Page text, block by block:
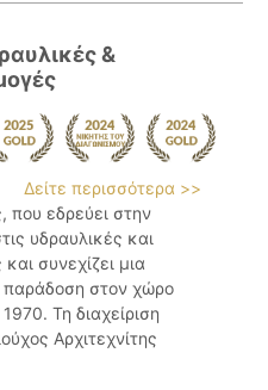
&
Δείτε περισσότερα >>
που εδρεύει στην
υδραυλικές και
συνεχίζει μια
παράδοση στον χώρο
Τη διαχείριση
Αρχιτεχνίτης